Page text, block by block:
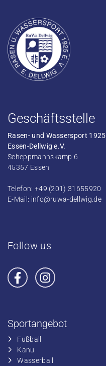
Geschäftsstelle
Rasen- und Wassersport 1925
Essen-Dellwig e.V.
Scheppmannskamp 6
45357 Essen
Telefon: +49 (201) 31655920
E-Mail: info@ruwa-dellwig.de
Follow us
Sportangebot
Fußball
​Kanu
​Wasserball